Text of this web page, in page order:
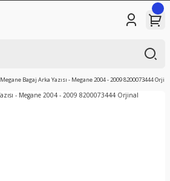
Megane Bagaj Arka Yazısı - Megane 2004 - 2009 8200073444